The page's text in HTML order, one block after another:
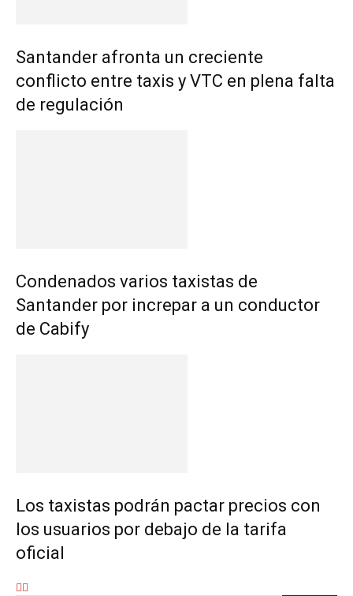
Santander afronta un creciente
conflicto entre taxis y VTC en plena falta
de regulación
Condenados varios taxistas de
Santander por increpar a un conductor
de Cabify
Los taxistas podrán pactar precios con
los usuarios por debajo de la tarifa
oficial